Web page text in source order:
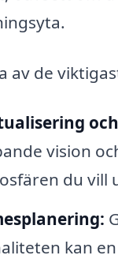
av de
vision
du vill
kan